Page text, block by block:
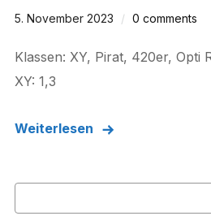
5. November 2023 0 comments
Klassen: XY, Pirat, 420er, Opti
XY: 1,3
Weiterlesen